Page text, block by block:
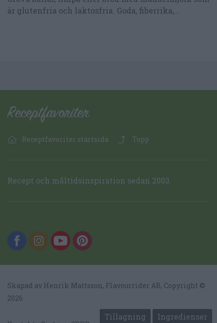
Tillagning Ingredienser
är glutenfria och laktosfria. Goda, fiberrika,...
Receptfavoriter startsida Topp
Recept och måltidsinspiration sedan 2003.
Skapad av Henrik Mattsson, Flavourrider AB, Copyright ©
2026